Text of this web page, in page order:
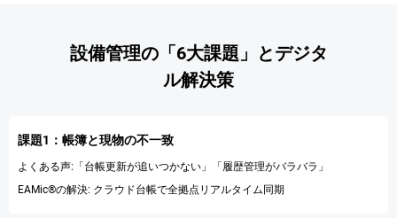
設備管理の「6大課題」とデジタ
ル解決策
課題1：帳簿と現物の不一致
よくある声:「台帳更新が追いつかない」「履歴管理がバラバラ」
EAMic®の解決: クラウド台帳で全拠点リアルタイム同期